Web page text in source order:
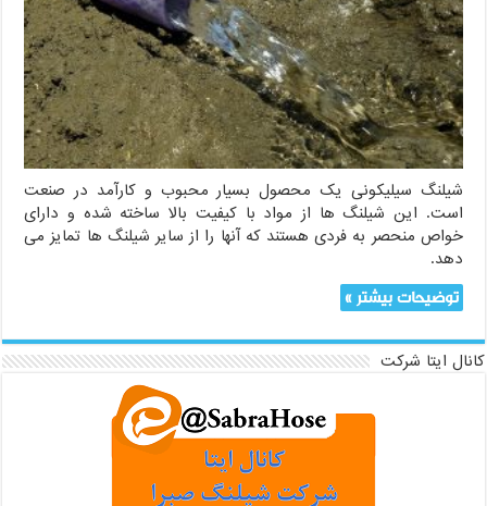
شیلنگ سیلیکونی یک محصول بسیار محبوب و کارآمد در صنعت
است. این شیلنگ ها از مواد با کیفیت بالا ساخته شده و دارای
خواص منحصر به فردی هستند که آنها را از سایر شیلنگ ها تمایز می
دهد.
توضیحات بیشتر »
کانال ایتا شرکت